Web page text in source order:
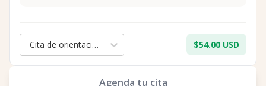
Cita de orientación para padres - 50 min. $54.00 USD
Agenda tu cita